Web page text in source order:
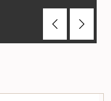
PreviousNext